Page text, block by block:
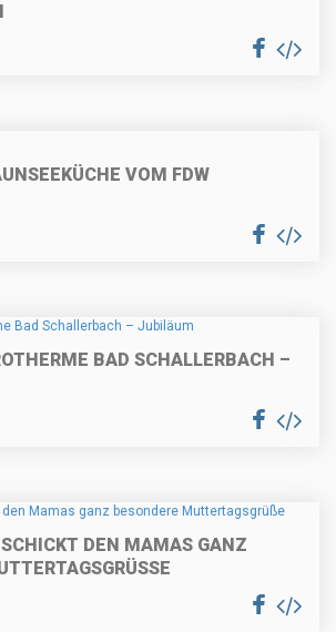
VOM FDW
BAD SCHALLERBACH –
DEN MAMAS GANZ